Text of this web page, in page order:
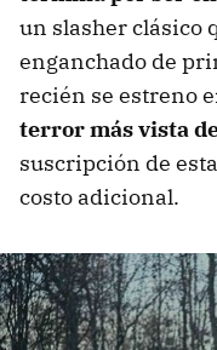
un slasher clásico
enganchado de
recién se estreno
terror más vista
suscripción de
costo adicional.